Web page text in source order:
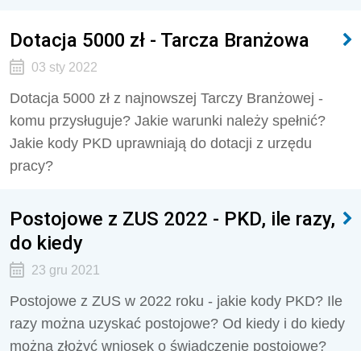
Dotacja 5000 zł - Tarcza Branżowa
03 sty 2022
Dotacja 5000 zł z najnowszej Tarczy Branżowej -
komu przysługuje? Jakie warunki należy spełnić?
Jakie kody PKD uprawniają do dotacji z urzędu
pracy?
Postojowe z ZUS 2022 - PKD, ile razy,
do kiedy
23 gru 2021
Postojowe z ZUS w 2022 roku - jakie kody PKD? Ile
razy można uzyskać postojowe? Od kiedy i do kiedy
można złożyć wniosek o świadczenie postojowe?